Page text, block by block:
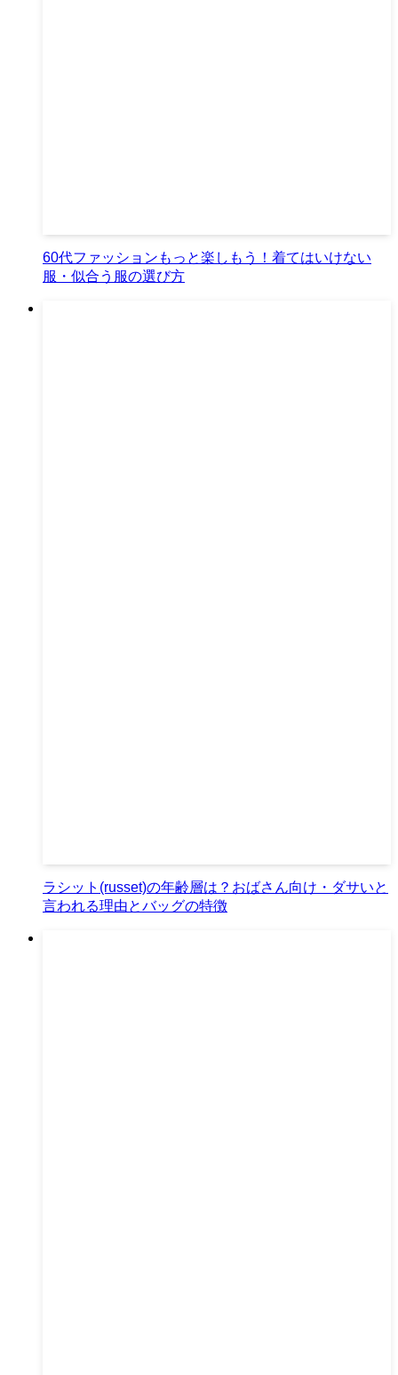
60代ファッションもっと楽しもう！着てはいけない
服・似合う服の選び方
ラシット(russet)の年齢層は？おばさん向け・ダサいと
言われる理由とバッグの特徴